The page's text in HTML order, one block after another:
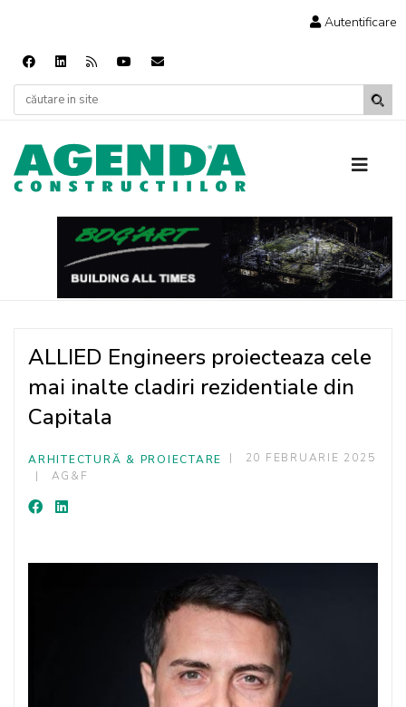
Autentificare
ALLIED Engineers proiecteaza cele
mai inalte cladiri rezidentiale din
Capitala
ARHITECTURĂ & PROIECTARE
20 FEBRUARIE 2025
AG&F